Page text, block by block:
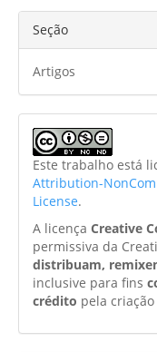
Seção
Artigos
Este trabalho está
Attribution-
License.
A licençaCreative
permissiva da
distribuam,
inclusive para fins
crédito pela